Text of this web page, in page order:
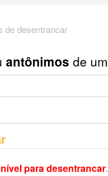
de desentrancar
antônimos de
para desentrancar.